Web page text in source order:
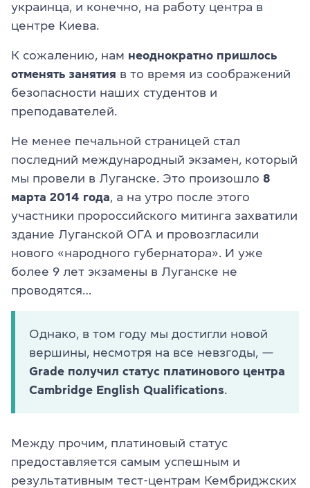
украинца, и конечно, на работу центра в
центре Киева.
К сожалению, нам неоднократно пришлось
отменять занятия в то время из соображений
безопасности наших студентов и
преподавателей.
Не менее печальной страницей стал
последний международный экзамен, который
мы провели в Луганске. Это произошло 8
марта 2014 года, а на утро после этого
участники пророссийского митинга захватили
здание Луганской ОГА и провозгласили
нового «народного губернатора». И уже
более 9 лет экзамены в Луганске не
проводятся…
Однако, в том году мы достигли новой
вершины, несмотря на все невзгоды, —
Grade получил статус платинового центра
Cambridge English Qualifications.
Между прочим, платиновый статус
предоставляется самым успешным и
результативным тест-центрам Кембриджских